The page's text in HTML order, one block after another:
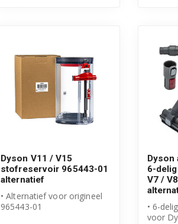
Dyson V11 / V15
stofreservoir 965443-01
alternatief
• Alternatief voor origineel
965443-01
6-
V7 /
• 6-
voor